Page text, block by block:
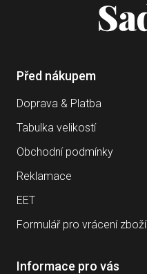
Před nákupem
Doprava & Platba
Tabulka velikostí
Obchodní podmínky
Reklamace
EET
Formulář pro vrácení zboží
Informace pro vás